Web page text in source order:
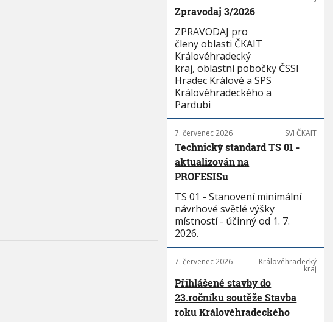
Zpravodaj 3/2026
ZPRAVODAJ pro
členy oblasti ČKAIT
Královéhradecký
kraj, oblastní pobočky ČSSI
Hradec Králové a SPS
Královéhradeckého a
Pardubi
7. červenec 2026 SVI ČKAIT
Technický standard TS 01 -
aktualizován na
PROFESISu
TS 01 - Stanovení minimální
návrhové světlé výšky
místností - účinný od 1. 7.
2026.
7. červenec 2026 Královéhradecký
kraj
Přihlášené stavby do
23.ročníku soutěže Stavba
roku Královéhradeckého